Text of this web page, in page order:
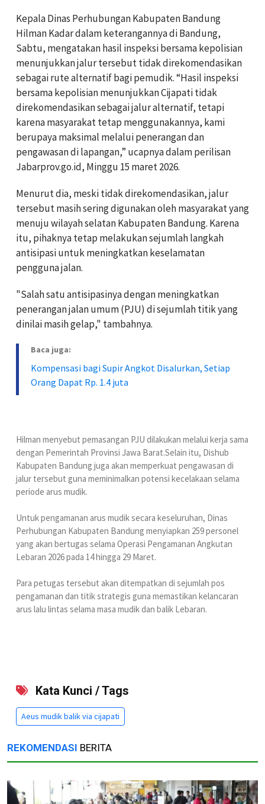
Kepala Dinas Perhubungan Kabupaten Bandung
Hilman Kadar dalam keterangannya di Bandung,
Sabtu, mengatakan hasil inspeksi bersama kepolisian
menunjukkan jalur tersebut tidak direkomendasikan
sebagai rute alternatif bagi pemudik. “Hasil inspeksi
bersama kepolisian menunjukkan Cijapati tidak
direkomendasikan sebagai jalur alternatif, tetapi
karena masyarakat tetap menggunakannya, kami
berupaya maksimal melalui penerangan dan
pengawasan di lapangan,” ucapnya dalam perilisan
Jabarprov.go.id, Minggu 15 maret 2026.
Menurut dia, meski tidak direkomendasikan, jalur
tersebut masih sering digunakan oleh masyarakat yang
menuju wilayah selatan Kabupaten Bandung. Karena
itu, pihaknya tetap melakukan sejumlah langkah
antisipasi untuk meningkatkan keselamatan
pengguna jalan.
"Salah satu antisipasinya dengan meningkatkan
penerangan jalan umum (PJU) di sejumlah titik yang
dinilai masih gelap," tambahnya.
Baca juga:
Kompensasi bagi Supir Angkot Disalurkan, Setiap
Orang Dapat Rp. 1.4 juta
Hilman menyebut pemasangan PJU dilakukan melalui kerja sama
dengan Pemerintah Provinsi Jawa Barat.Selain itu, Dishub
Kabupaten Bandung juga akan memperkuat pengawasan di
jalur tersebut guna meminimalkan potensi kecelakaan selama
periode arus mudik.
Untuk pengamanan arus mudik secara keseluruhan, Dinas
Perhubungan Kabupaten Bandung menyiapkan 259 personel
yang akan bertugas selama Operasi Pengamanan Angkutan
Lebaran 2026 pada 14 hingga 29 Maret.
Para petugas tersebut akan ditempatkan di sejumlah pos
pengamanan dan titik strategis guna memastikan kelancaran
arus lalu lintas selama masa mudik dan balik Lebaran.
Kata Kunci / Tags
Aeus mudik balik via cijapati
REKOMENDASI BERITA